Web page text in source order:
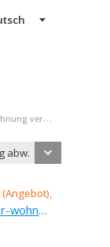
Bratislava - Ružinov
abw.
Vermietung (Angebot), 1-zimmer-wohnung, 32 m